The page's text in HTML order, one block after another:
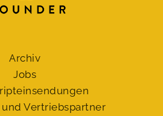
Archiv
Jobs
Vertriebspartner